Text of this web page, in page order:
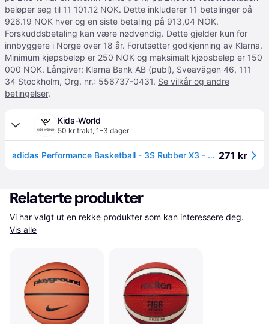
beløper seg til 11 101.12 NOK. Dette inkluderer 11 betalinger på
926.19 NOK hver og en siste betaling på 913,04 NOK.
Forskuddsbetaling kan være nødvendig. Dette gjelder kun for
innbyggere i Norge over 18 år. Forutsetter godkjenning av Klarna.
Minimum kjøpsbeløp er 250 NOK og maksimalt kjøpsbeløp er 150
000 NOK. Långiver: Klarna Bank AB (publ), Sveavägen 46, 111
34 Stockholm, Org. nr.: 556737-0431. Se vilkår og andre
betingelser.
Kids-World
50 kr frakt, 1–3 dager
adidas Performance Basketball - 3S Rubber X3 - Oransje/Svart - adidas Performance - 7 - Baller 271 kr
Relaterte produkter
Vis alle